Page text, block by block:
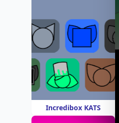
Incredibox KATS